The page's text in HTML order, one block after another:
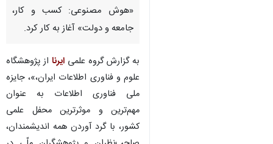
«هوش مصنوعی: کسب و کار،
جامعه و دولت» آغاز به کار کرد.
به گزارش گروه علمی ایرنا از پژوهشگاه
علوم و فناوری اطلاعات ایران،»، جایزه
ملی فناوری اطلاعات به عنوان
مهم‌ترین و موثرترین محفل علمی
کشور، با گرد آوردن همه اندیشمندان،